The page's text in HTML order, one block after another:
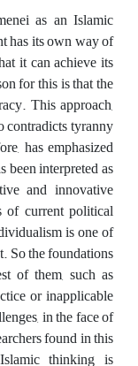
as an Islamic
has its own way of
it can achieve its
for this is that the
This approach,
contradicts tyranny
has emphasized
interpreted as
and innovative
of current political
is one of
So the foundations
of them, such as
or inapplicable
in the face of
found in this
thinking is